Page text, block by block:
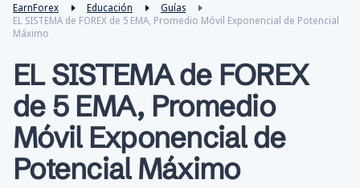
EarnForex Educación
Guías
EL SISTEMA de FOREX de 5 EMA, Promedio Móvil Exponencial de Potencial
Máximo
EL SISTEMA de FOREX
de 5 EMA, Promedio
Móvil Exponencial de
Potencial Máximo